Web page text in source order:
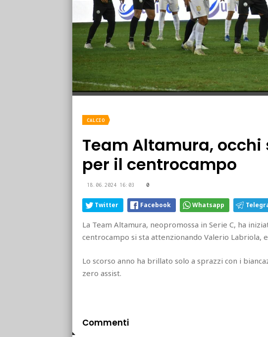
CALCIO
Team Altamura, occhi
per il centrocampo
18.06.2024 16:03 0
Twitter Facebook Whatsapp
La Team Altamura, neopromossa in Serie C, ha
centrocampo si sta attenzionando Valerio Labriola,
Lo scorso anno ha brillato solo a sprazzi con i
zero assist.
Commenti